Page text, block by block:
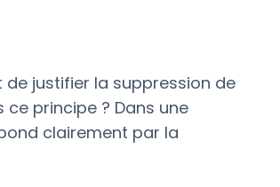
justifier la suppression de
principe ? Dans une
clairement par la